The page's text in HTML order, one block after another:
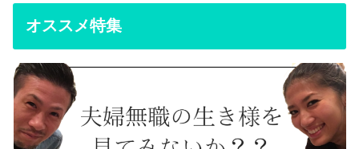
オススメ特集